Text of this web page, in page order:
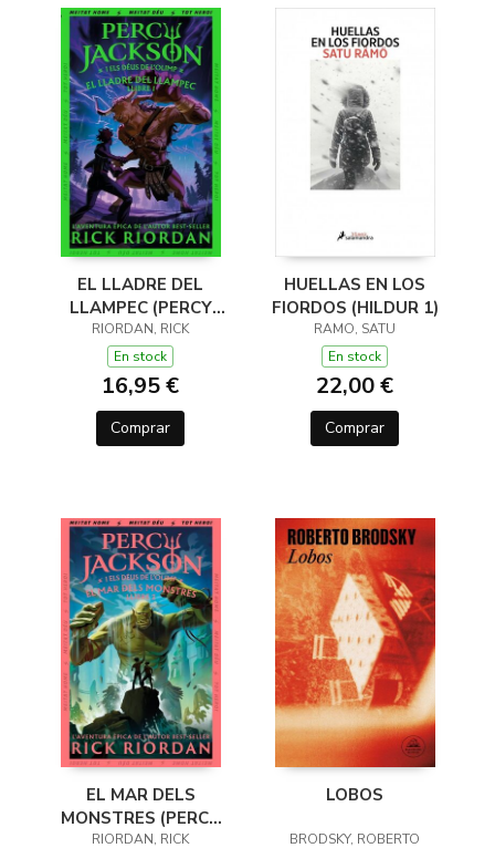
EL LLADRE DEL
LLAMPEC (PERCY
JACKSON I ELS DÉUS
DE L'OLIMP 1)
RIORDAN, RICK
En stock
16,95 €
Comprar
HUELLAS EN LOS
FIORDOS (HILDUR 1)
RAMO, SATU
En stock
22,00 €
Comprar
EL MAR DELS
MONSTRES (PERCY
JACKSON I ELS DÉUS
RIORDAN, RICK
LOBOS
BRODSKY, ROBERTO